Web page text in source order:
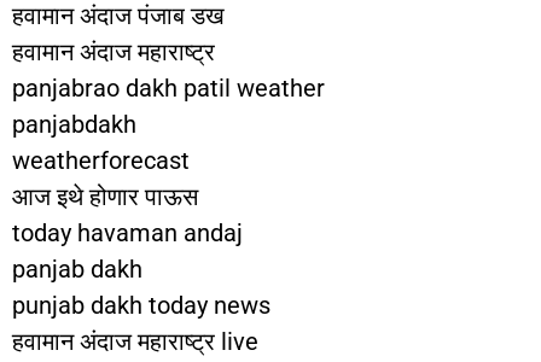
हवामान अंदाज पंजाब डख
हवामान अंदाज महाराष्ट्र
panjabrao dakh patil weather
panjabdakh
weatherforecast
आज इथे होणार पाऊस
today havaman andaj
panjab dakh
punjab dakh today news
हवामान अंदाज महाराष्ट्र live